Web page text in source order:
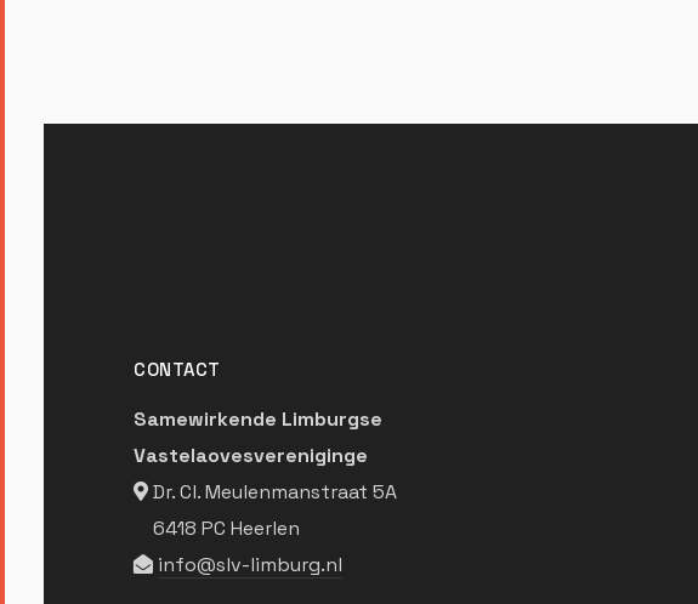
CONTACT
Samewirkende Limburgse
Vastelaovesvereniginge
Dr. Cl. Meulenmanstraat 5A
6418 PC Heerlen
info@slv-limburg.nl